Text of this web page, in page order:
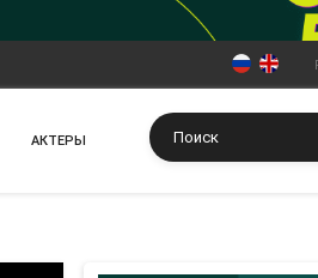
АКТЕРЫ